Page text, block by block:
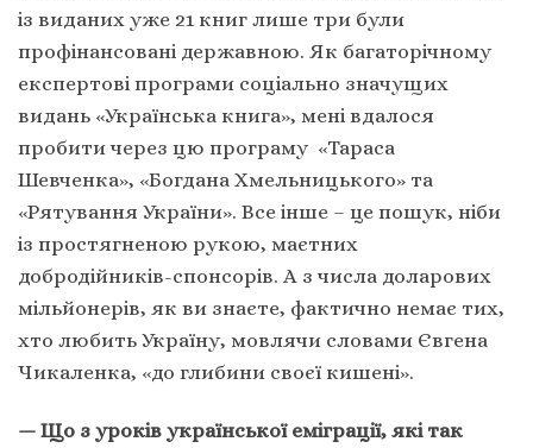
із виданих уже 21 книг лише три були
профінансовані державною. Як багаторічному
експертові програми соціально значущих
видань «Українська книга», мені вдалося
пробити через цю програму «Тараса
Шевченка», «Богдана Хмельницького» та
«Рятування України». Все інше – це пошук, ніби
із простягненою рукою, маєтних
добродійників-спонсорів. А з числа доларових
мільйонерів, як ви знаєте, фактично немає тих,
хто любить Україну, мовлячи словами Євгена
Чикаленка, «до глибини своєї кишені».
— Що з уроків української еміграції, які так